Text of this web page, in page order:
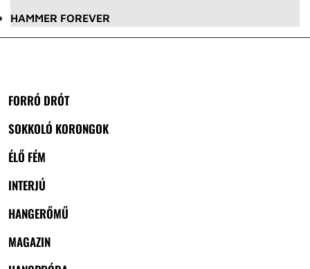
HAMMER FOREVER
FORRÓ DRÓT
SOKKOLÓ KORONGOK
ÉLŐ FÉM
INTERJÚ
HANGERŐMŰ
MAGAZIN